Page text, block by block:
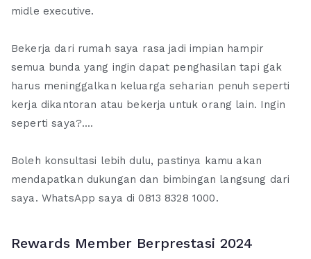
midle executive.
Bekerja dari rumah saya rasa jadi impian hampir
semua bunda yang ingin dapat penghasilan tapi gak
harus meninggalkan keluarga seharian penuh seperti
kerja dikantoran atau bekerja untuk orang lain. Ingin
seperti saya?....
Boleh konsultasi lebih dulu, pastinya kamu akan
mendapatkan dukungan dan bimbingan langsung dari
saya. WhatsApp saya di 0813 8328 1000.
Rewards Member Berprestasi 2024